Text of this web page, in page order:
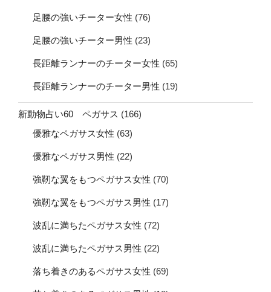
足腰の強いチーター女性 (76)
足腰の強いチーター男性 (23)
長距離ランナーのチーター女性 (65)
長距離ランナーのチーター男性 (19)
新動物占い60 ペガサス (166)
優雅なペガサス女性 (63)
優雅なペガサス男性 (22)
強靭な翼をもつペガサス女性 (70)
強靭な翼をもつペガサス男性 (17)
波乱に満ちたペガサス女性 (72)
波乱に満ちたペガサス男性 (22)
落ち着きのあるペガサス女性 (69)